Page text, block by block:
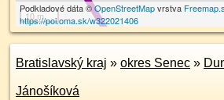
10 m
Podkladové dáta ©OpenStreetMapvrstva
https://poi.oma.sk/w322021406
Bratislavský kraj » okres Senec »
Jánošíková